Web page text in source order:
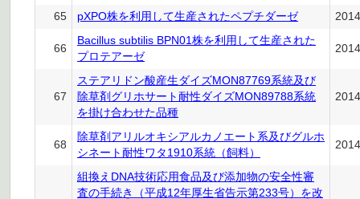
65
pXPO株を利用して生産されたペプチダーゼ
66
Bacillus subtilis BPN01株を利用して生産された
プロテアーゼ
67
ステアリドン酸産生ダイズMON87769系統及び
除草剤グリホサート耐性ダイズMON89788系統
を掛け合わせた品種
68
除草剤アリルオキシアルカノエート系及びグルホ
シネート耐性ワタ1910系統（飼料）
組換えDNA技術応用食品及び添加物の安全性審
査の手続き（平成12年厚生省告示第233号）を改